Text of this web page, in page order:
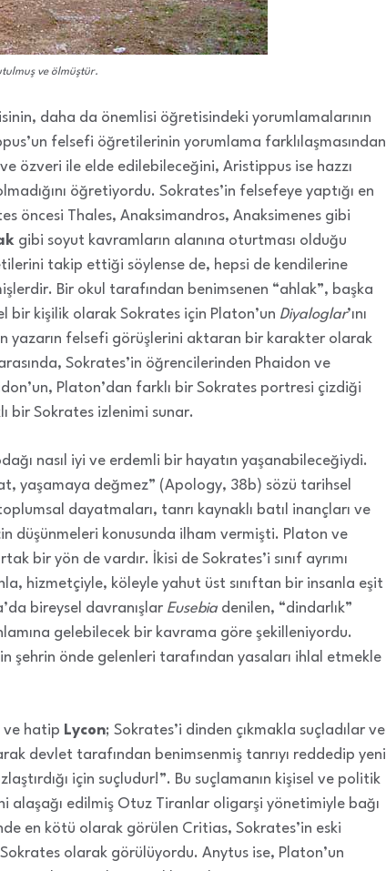
ve ölmüştür.
daha da önemlisi öğretisindeki yorumlamalarının
felsefi öğretilerinin yorumlama farklılaşmasından
özveri ile elde edilebileceğini, Aristippus ise hazzı
öğretiyordu. Sokrates’in felsefeye yaptığı en
öncesi Thales, Anaksimandros, Anaksimenes gibi
gibi soyut kavramların alanına oturtması olduğu
takip ettiği söylense de, hepsi de kendilerine
Bir okul tarafından benimsenen “ahlak”, başka
bir kişilik olarak Sokrates için Platon’un Diyaloglar’ını
yazarın felsefi görüşlerini aktaran bir karakter olarak
Sokrates’in öğrencilerinden Phaidon ve
Platon’dan farklı bir Sokrates portresi çizdiği
bir Sokrates izlenimi sunar.
nasıl iyi ve erdemli bir hayatın yaşanabileceğiydi.
yaşamaya değmez” (Apology, 38b) sözü tarihsel
dayatmaları, tanrı kaynaklı batıl inançları ve
düşünmeleri konusunda ilham vermişti. Platon ve
bir yön de vardır. İkisi de Sokrates’i sınıf ayrımı
hizmetçiyle, köleyle yahut üst sınıftan bir insanla eşit
bireysel davranışlar Eusebia denilen, “dindarlık”
gelebilecek bir kavrama göre şekilleniyordu.
şehrin önde gelenleri tarafından yasaları ihlal etmekle
ve hatip Lycon; Sokrates’i dinden çıkmakla suçladılar ve
devlet tarafından benimsenmiş tanrıyı reddedip yeni
için suçludur!”. Bu suçlamanın kişisel ve politik
alaşağı edilmiş Otuz Tiranlar oligarşi yönetimiyle bağı
en kötü olarak görülen Critias, Sokrates’in eski
olarak görülüyordu. Anytus ise, Platon’un